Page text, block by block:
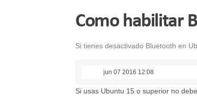
Como habilitar
Si tienes desactivado Bluetooth en
jun 07 2016 12:08
Si usas Ubuntu 15 o superior no